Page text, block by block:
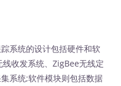
系统的设计包括硬件和软
收发系统、ZigBee无线定
系统;软件模块则包括数据